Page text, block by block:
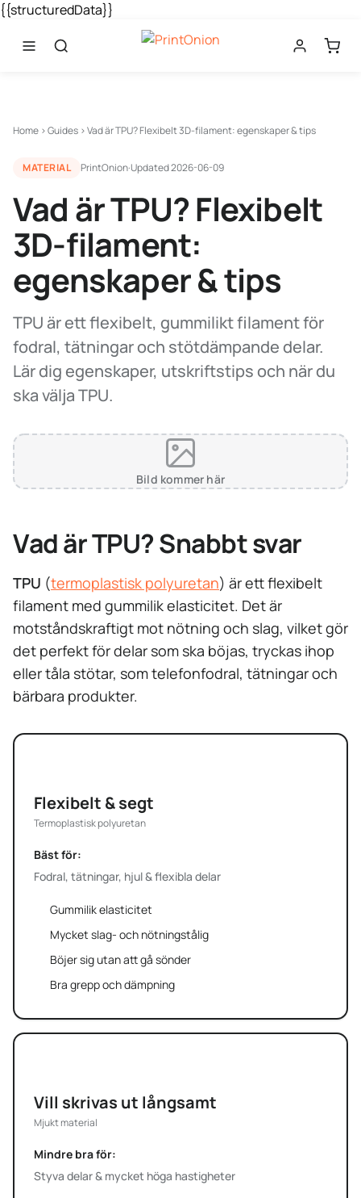
{{structuredData}}
Home ›Guides ›Vad är TPU? Flexibelt 3D-filament: egenskaper & tips
MATERIAL PrintOnion·Updated2026-06-09
Vad är TPU? Flexibelt
3D-filament:
egenskaper & tips
TPU är ett flexibelt, gummilikt filament för
fodral, tätningar och stötdämpande delar.
Lär dig egenskaper, utskriftstips och när du
ska välja TPU.
Bild kommer här
Vad är TPU? Snabbt svar
TPU (termoplastisk polyuretan) är ett flexibelt
filament med gummilik elasticitet. Det är
motståndskraftigt mot nötning och slag, vilket gör
det perfekt för delar som ska böjas, tryckas ihop
eller tåla stötar, som telefonfodral, tätningar och
bärbara produkter.
Flexibelt & segt
Termoplastisk polyuretan
Bäst för:
Fodral, tätningar, hjul & flexibla delar
Gummilik elasticitet
Mycket slag- och nötningstålig
Böjer sig utan att gå sönder
Bra grepp och dämpning
Vill skrivas ut långsamt
Mjukt material
Mindre bra för:
Styva delar & mycket höga hastigheter